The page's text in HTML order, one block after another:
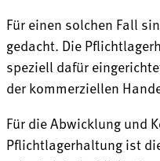
Für einen solchen Fall
gedacht. Die
speziell dafür
der kommerziellen
Für die Abwicklung und
Pflichtlagerhaltung ist